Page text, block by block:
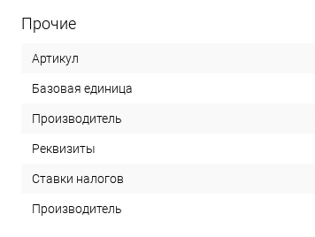
Прочие
Артикул
Базовая единица
Производитель
Реквизиты
Ставки налогов
Производитель